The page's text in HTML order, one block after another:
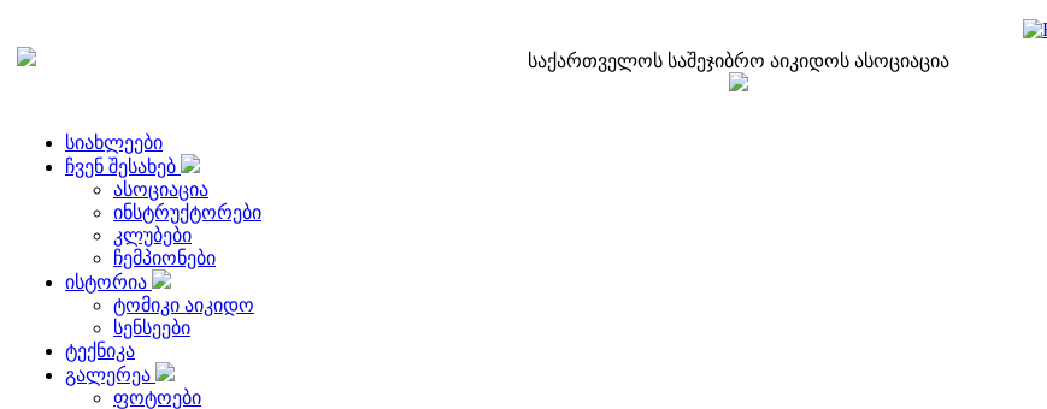
საქართველოს საშეჯიბრო აიკიდოს ასოციაცია
სიახლეები
ჩვენ შესახებ
ასოციაცია
ინსტრუქტორები
კლუბები
ჩემპიონები
ისტორია
ტომიკი აიკიდო
სენსეები
ტექნიკა
გალერეა
ფოტოები